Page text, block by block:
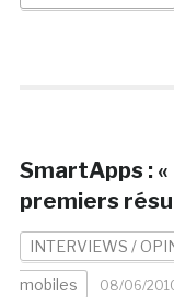
SmartApps :
premiers
INTERVIEWS /
mobiles 08/06/